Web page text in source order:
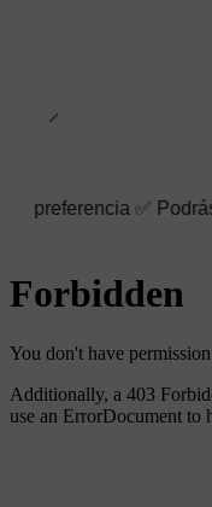
Podrás